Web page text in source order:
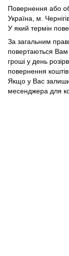
Повернення або
Україна, м.
У який термін
За загальним
повертаються Вам
гроші у день
повернення
Якщо у Вас
месенджера для